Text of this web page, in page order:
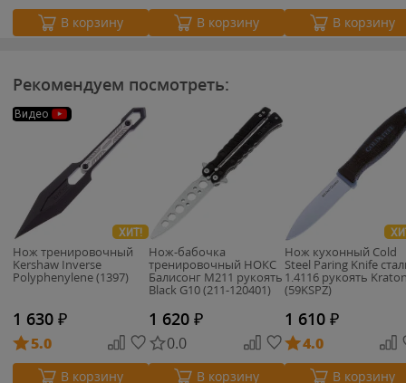
В корзину В корзину В корзину
Рекомендуем посмотреть:
Видео
ХИТ!
Нож тренировочный
Kershaw Inverse
Polyphenylene (1397)
1 630 ₽
5.0
В корзину
Нож-бабочка
тренировочный НОКС
Балисонг М211 рукоять
Black G10 (211-120401)
1 620 ₽
0.0
В корзину
Нож кухонный Cold
Steel Paring Knife
1.4116 рукоять
(59KSPZ)
1 610 ₽
4.0
В корзину